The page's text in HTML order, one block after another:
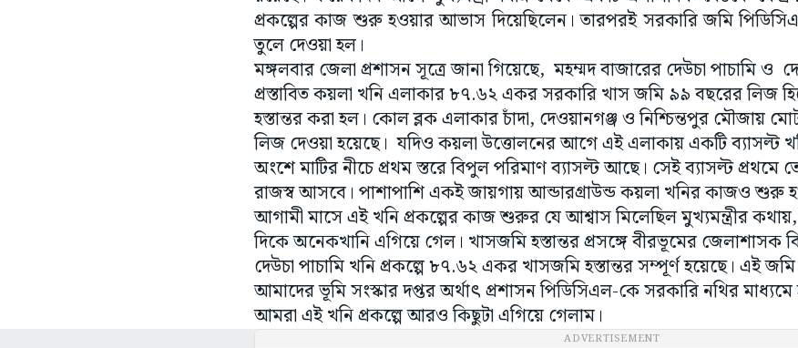
প্রকল্পের কাজ শুরু হওয়ার আভাস দিয়েছিলেন। তারপরই সরকারি জমি
তুলে দেওয়া হল।
মঙ্গলবার জেলা প্রশাসন সূত্রে জানা গিয়েছে, মহম্মদ বাজারের দেউচা পাচামি ও
প্রস্তাবিত কয়লা খনি এলাকার ৮৭.৬২ একর সরকারি খাস জমি ৯৯ বছরের লিজ
হস্তান্তর করা হল। কোল ব্লক এলাকার চাঁদা, দেওয়ানগঞ্জ ও নিশ্চিন্তপুর মৌজায়
লিজ দেওয়া হয়েছে। যদিও কয়লা উত্তোলনের আগে এই এলাকায় একটি ব্যাসল্ট
অংশে মাটির নীচে প্রথম স্তরে বিপুল পরিমাণ ব্যাসল্ট আছে। সেই ব্যাসল্ট প্রথমে
রাজস্ব আসবে। পাশাপাশি একই জায়গায় আন্ডারগ্রাউন্ড কয়লা খনির কাজও শুরু
আগামী মাসে এই খনি প্রকল্পের কাজ শুরুর যে আশ্বাস মিলেছিল মুখ্যমন্ত্রীর কথায়,
দিকে অনেকখানি এগিয়ে গেল। খাসজমি হস্তান্তর প্রসঙ্গে বীরভূমের
দেউচা পাচামি খনি প্রকল্পে ৮৭.৬২ একর খাসজমি হস্তান্তর সম্পূর্ণ হয়েছে। এই
আমাদের ভূমি সংস্কার দপ্তর অর্থাৎ প্রশাসন পিডিসিএল-কে সরকারি নথির
আমরা এই খনি প্রকল্পে আরও কিছুটা এগিয়ে গেলাম।
ADVERTISEMENT